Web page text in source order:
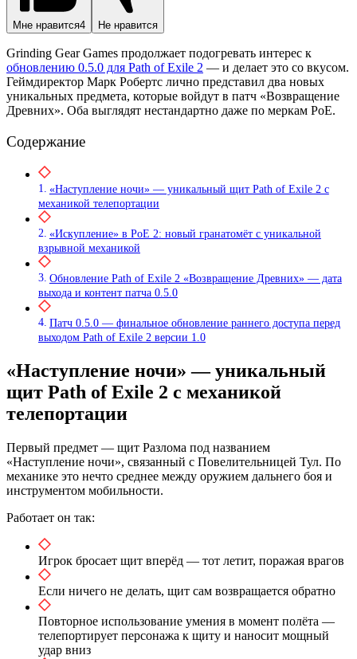
Мне нравится4 Не нравится
Grinding Gear Games продолжает подогревать интерес к
обновлению 0.5.0 для Path of Exile 2 — и делает это со вкусом.
Геймдиректор Марк Робертс лично представил два новых
уникальных предмета, которые войдут в патч «Возвращение
Древних». Оба выглядят нестандартно даже по меркам PoE.
Содержание
«Наступление ночи» — уникальный щит Path of Exile 2 с
механикой телепортации
«Искупление» в PoE 2: новый гранатомёт с уникальной
взрывной механикой
Обновление Path of Exile 2 «Возвращение Древних» — дата
выхода и контент патча 0.5.0
Патч 0.5.0 — финальное обновление раннего доступа перед
выходом Path of Exile 2 версии 1.0
«Наступление ночи» — уникальный
щит Path of Exile 2 с механикой
телепортации
Первый предмет — щит Разлома под названием
«Наступление ночи», связанный с Повелительницей Тул. По
механике это нечто среднее между оружием дальнего боя и
инструментом мобильности.
Работает он так:
Игрок бросает щит вперёд — тот летит, поражая врагов
Если ничего не делать, щит сам возвращается обратно
Повторное использование умения в момент полёта —
телепортирует персонажа к щиту и наносит мощный
удар вниз